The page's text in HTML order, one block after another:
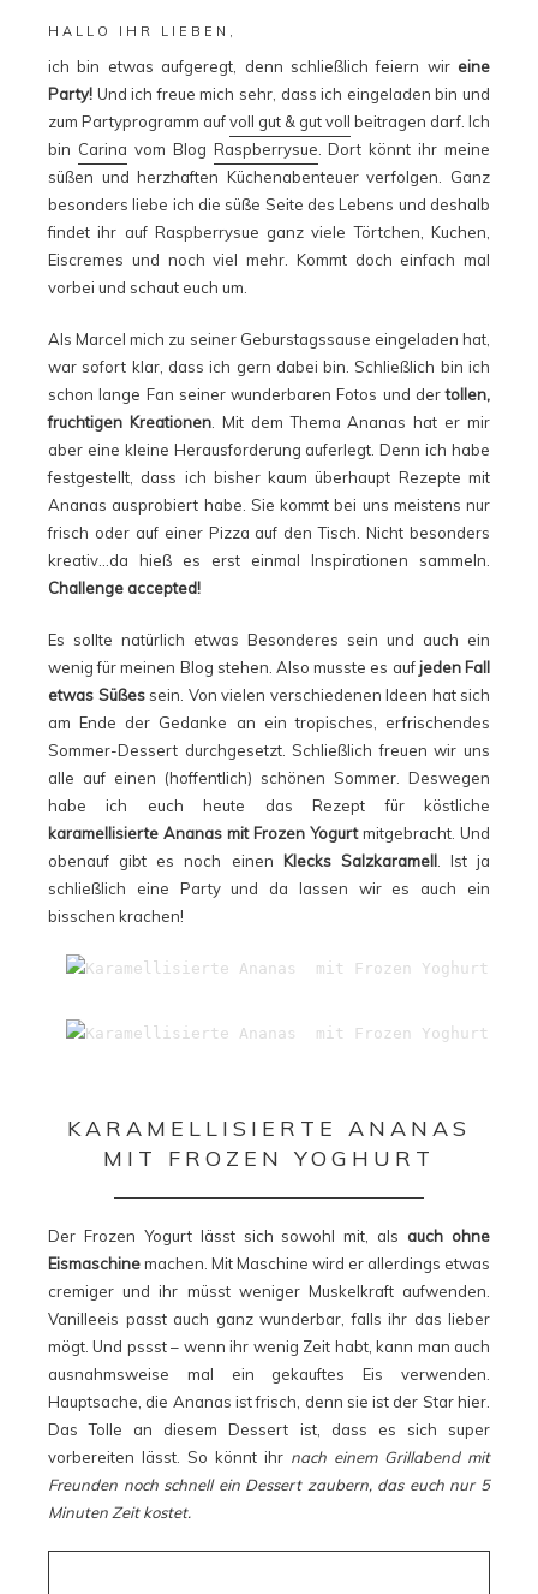
HALLO IHR LIEBEN,
ich bin etwas aufgeregt, denn schließlich feiern wir eine
Party! Und ich freue mich sehr, dass ich eingeladen bin und
zum Partyprogramm aufvoll gut & gut voll beitragen darf. Ich
bin Carina vom Blog Raspberrysue . Dort könnt ihr meine
süßen und herzhaften Küchenabenteuer verfolgen. Ganz
besonders liebe ich die süße Seite des Lebens und deshalb
findet ihr auf Raspberrysue ganz viele Törtchen, Kuchen,
Eiscremes und noch viel mehr. Kommt doch einfach mal
vorbei und schaut euch um.
Als Marcel mich zu seiner Geburstagssause eingeladen hat,
war sofort klar, dass ich gern dabei bin. Schließlich bin ich
schon lange Fan seiner wunderbaren Fotos und dertollen,
fruchtigen Kreationen. Mit dem Thema Ananas hat er mir
aber eine kleine Herausforderung auferlegt. Denn ich habe
festgestellt, dass ich bisher kaum überhaupt Rezepte mit
Ananas ausprobiert habe. Sie kommt bei uns meistens nur
frisch oder auf einer Pizza auf den Tisch. Nicht besonders
kreativ…da hieß es erst einmal Inspirationen sammeln.
Challenge accepted!
Es sollte natürlich etwas Besonderes sein und auch ein
wenig für meinen Blog stehen. Also musste es aufjeden Fall
etwas Süßessein. Von vielen verschiedenen Ideen hat sich
am Ende der Gedanke an ein tropisches, erfrischendes
Sommer-Dessert durchgesetzt. Schließlich freuen wir uns
alle auf einen (hoffentlich) schönen Sommer. Deswegen
habe ich euch heute das Rezept für köstliche
karamellisierte Ananas mit Frozen Yogurtmitgebracht. Und
obenauf gibt es noch einen Klecks Salzkaramell. Ist ja
schließlich eine Party und da lassen wir es auch ein
bisschen krachen!
KARAMELLISIERTE ANANAS
MIT FROZEN YOGHURT
Der Frozen Yogurt lässt sich sowohl mit, als auch ohne
Eismaschinemachen. Mit Maschine wird er allerdings etwas
cremiger und ihr müsst weniger Muskelkraft aufwenden.
Vanilleeis passt auch ganz wunderbar, falls ihr das lieber
mögt. Und pssst – wenn ihr wenig Zeit habt, kann man auch
ausnahmsweise mal ein gekauftes Eis verwenden.
Hauptsache, die Ananas ist frisch, denn sie ist der Star hier.
Das Tolle an diesem Dessert ist, dass es sich super
vorbereiten lässt. So könnt ihr nach einem Grillabend mit
Freunden noch schnell ein Dessert zaubern, das euch nur 5
Minuten Zeit kostet.